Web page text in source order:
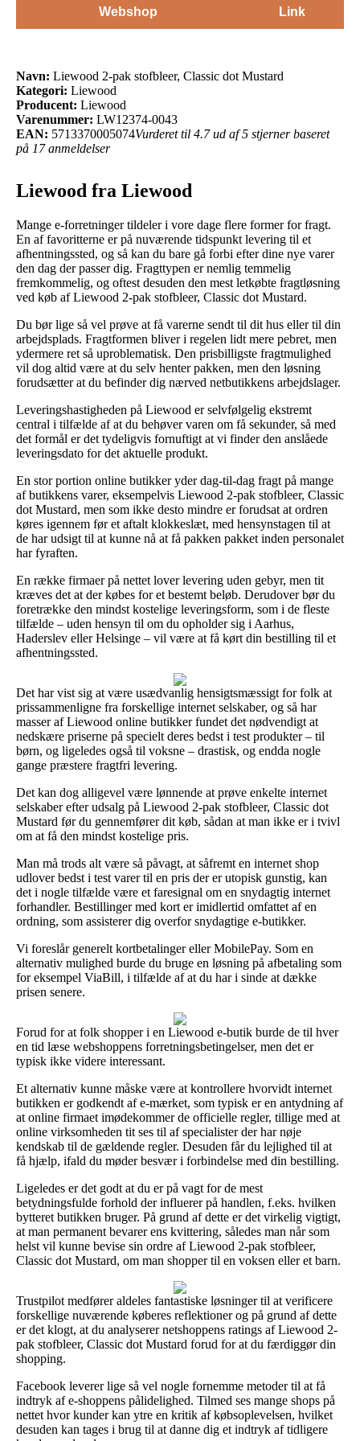
Webshop
Link
Navn: Liewood 2-pak stofbleer, Classic dot Mustard
Kategori: Liewood
Producent: Liewood
Varenummer: LW12374-0043
EAN: 5713370005074Vurderet til 4.7 ud af 5 stjerner baseret
på 17 anmeldelser
Liewood fra Liewood
Mange e-forretninger tildeler i vore dage flere former for fragt.
En af favoritterne er på nuværende tidspunkt levering til et
afhentningssted, og så kan du bare gå forbi efter dine nye varer
den dag der passer dig. Fragttypen er nemlig temmelig
fremkommelig, og oftest desuden den mest letkøbte fragtløsning
ved køb af Liewood 2-pak stofbleer, Classic dot Mustard.
Du bør lige så vel prøve at få varerne sendt til dit hus eller til din
arbejdsplads. Fragtformen bliver i regelen lidt mere pebret, men
ydermere ret så uproblematisk. Den prisbilligste fragtmulighed
vil dog altid være at du selv henter pakken, men den løsning
forudsætter at du befinder dig nærved netbutikkens arbejdslager.
Leveringshastigheden på Liewood er selvfølgelig ekstremt
central i tilfælde af at du behøver varen om få sekunder, så med
det formål er det tydeligvis fornuftigt at vi finder den anslåede
leveringsdato for det aktuelle produkt.
En stor portion online butikker yder dag-til-dag fragt på mange
af butikkens varer, eksempelvis Liewood 2-pak stofbleer, Classic
dot Mustard, men som ikke desto mindre er forudsat at ordren
køres igennem før et aftalt klokkeslæt, med hensynstagen til at
de har udsigt til at kunne nå at få pakken pakket inden personalet
har fyraften.
En række firmaer på nettet lover levering uden gebyr, men tit
kræves det at der købes for et bestemt beløb. Derudover bør du
foretrække den mindst kostelige leveringsform, som i de fleste
tilfælde – uden hensyn til om du opholder sig i Aarhus,
Haderslev eller Helsinge – vil være at få kørt din bestilling til et
afhentningssted.
Det har vist sig at være usædvanlig hensigtsmæssigt for folk at
prissammenligne fra forskellige internet selskaber, og så har
masser af Liewood online butikker fundet det nødvendigt at
nedskære priserne på specielt deres bedst i test produkter – til
børn, og ligeledes også til voksne – drastisk, og endda nogle
gange præstere fragtfri levering.
Det kan dog alligevel være lønnende at prøve enkelte internet
selskaber efter udsalg på Liewood 2-pak stofbleer, Classic dot
Mustard før du gennemfører dit køb, sådan at man ikke er i tvivl
om at få den mindst kostelige pris.
Man må trods alt være så påvagt, at såfremt en internet shop
udlover bedst i test varer til en pris der er utopisk gunstig, kan
det i nogle tilfælde være et faresignal om en snydagtig internet
forhandler. Bestillinger med kort er imidlertid omfattet af en
ordning, som assisterer dig overfor snydagtige e-butikker.
Vi foreslår generelt kortbetalinger eller MobilePay. Som en
alternativ mulighed burde du bruge en løsning på afbetaling som
for eksempel ViaBill, i tilfælde af at du har i sinde at dække
prisen senere.
Forud for at folk shopper i en Liewood e-butik burde de til hver
en tid læse webshoppens forretningsbetingelser, men det er
typisk ikke videre interessant.
Et alternativ kunne måske være at kontrollere hvorvidt internet
butikken er godkendt af e-mærket, som typisk er en antydning af
at online firmaet imødekommer de officielle regler, tillige med at
online virksomheden tit ses til af specialister der har nøje
kendskab til de gældende regler. Desuden får du lejlighed til at
få hjælp, ifald du møder besvær i forbindelse med din bestilling.
Ligeledes er det godt at du er på vagt for de mest
betydningsfulde forhold der influerer på handlen, f.eks. hvilken
bytteret butikken bruger. På grund af dette er det virkelig vigtigt,
at man permanent bevarer ens kvittering, således man når som
helst vil kunne bevise sin ordre af Liewood 2-pak stofbleer,
Classic dot Mustard, om man shopper til en voksen eller et barn.
Trustpilot medfører aldeles fantastiske løsninger til at verificere
forskellige nuværende køberes reflektioner og på grund af dette
er det klogt, at du analyserer netshoppens ratings af Liewood 2-
pak stofbleer, Classic dot Mustard forud for at du færdiggør din
shopping.
Facebook leverer lige så vel nogle fornemme metoder til at få
indtryk af e-shoppens pålidelighed. Tilmed ses mange shops på
nettet hvor kunder kan ytre en kritik af købsoplevelsen, hvilket
desuden kan tages i brug til at danne dig et indtryk af tidligere